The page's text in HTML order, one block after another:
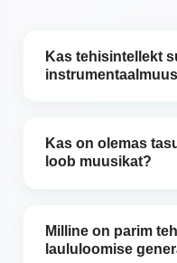
Kas tehisintellekt
neuronvõrkude
tööriist, kasutavad
Kas on olemas
loob muusikat?
võimaldavad
instrumentaalseid
Milline on parim
laululoomise